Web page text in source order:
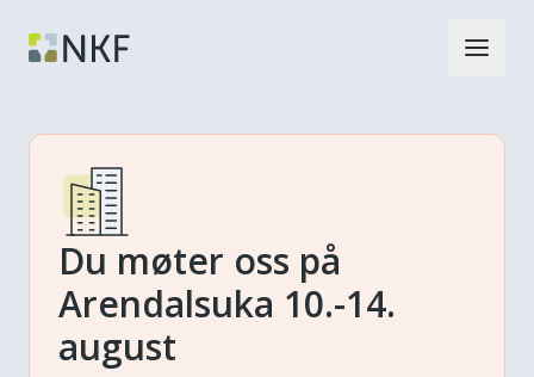
Du møter oss på
Arendalsuka 10.-14.
august